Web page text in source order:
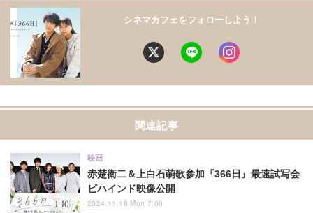
シネマカフェをフォローしよう！
関連記事
赤楚衛二＆上白石萌歌参加『366日』最速試写会
ビハインド映像公開
映画
2024.11.18 Mon 7:00